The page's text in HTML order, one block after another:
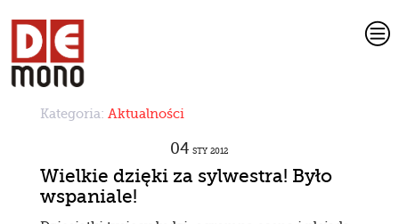
c
Kategoria: Aktualności
04 STY 2012
Wielkie dzięki za sylwestra! Było
wspaniale!